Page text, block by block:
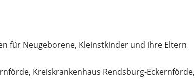
für Neugeborene, Kleinstkinder und ihre Eltern
Kreiskrankenhaus Rendsburg-Eckernförde,